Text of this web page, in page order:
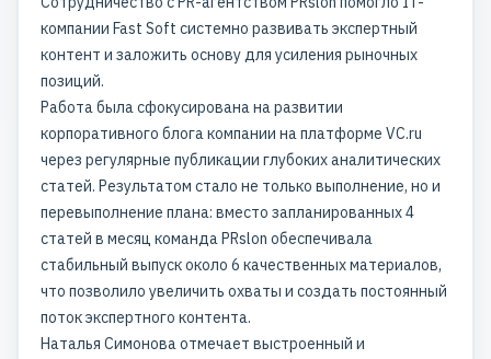
компании Fast Soft системно развивать экспертный
контент и заложить основу для усиления рыночных
позиций.
Работа была сфокусирована на развитии
корпоративного блога компании на платформе VC.ru
через регулярные публикации глубоких аналитических
статей. Результатом стало не только выполнение, но и
перевыполнение плана: вместо запланированных 4
статей в месяц команда PRslon обеспечивала
стабильный выпуск около 6 качественных материалов,
что позволило увеличить охваты и создать постоянный
поток экспертного контента.
Наталья Симонова отмечает выстроенный и